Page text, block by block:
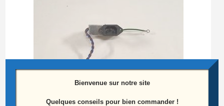
Bienvenue sur notre site
Quelques conseils pour bien commander !